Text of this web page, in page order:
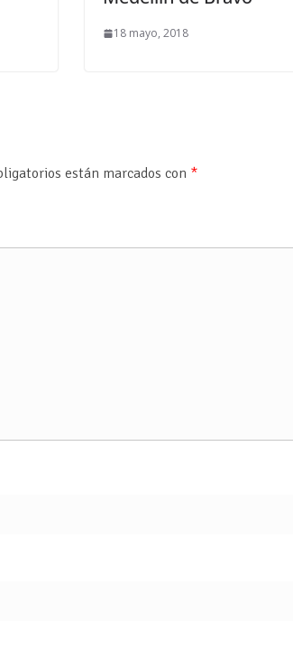
18 mayo, 2018
están marcados con *